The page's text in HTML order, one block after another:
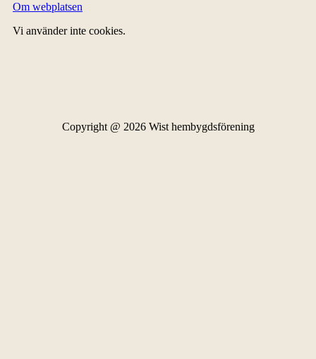
Om webplatsen
Vi använder inte cookies.
Copyright @ 2026 Wist hembygdsförening